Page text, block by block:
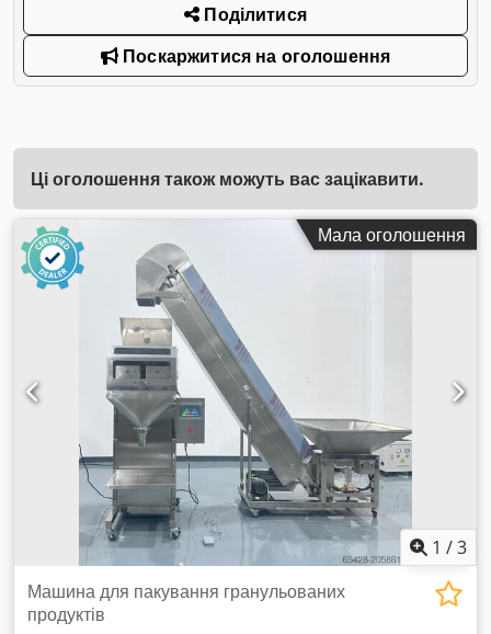
Поділитися
Поскаржитися на оголошення
Ці оголошення також можуть вас зацікавити.
Мала оголошення
1 /3
Машина для пакування гранульованих
продуктів